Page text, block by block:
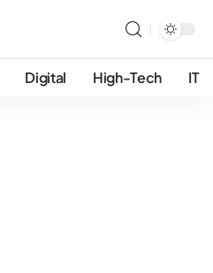
Digital High-Tech IT